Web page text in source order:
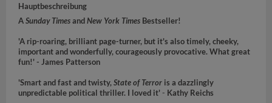
Hauptbeschreibung
ASunday TimesandNew York Times Bestseller!
'A rip-roaring, brilliant page-turner, but it's also timely, cheeky,
important and wonderfully, courageously provocative. What great
fun!' - James Patterson
'Smart and fast and twisty,State of Terror is a dazzlingly
unpredictable political thriller. I loved it' - Kathy Reichs